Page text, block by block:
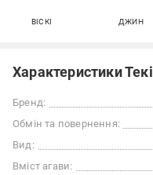
ВІСКІ ДЖИН
Характеристики
Бренд:
Обмін та повернення:
Вид:
Вміст агави: